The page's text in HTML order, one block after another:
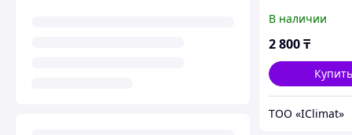
Ø75 для
бухта 50 м
В наличии
2 800₸
Купить
ТОО «IClimat»